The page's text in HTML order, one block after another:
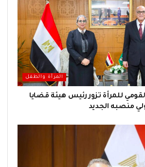
المرأة والطفل
للمرأة تزور رئيس هيئة قضايا
منصبه الجديد